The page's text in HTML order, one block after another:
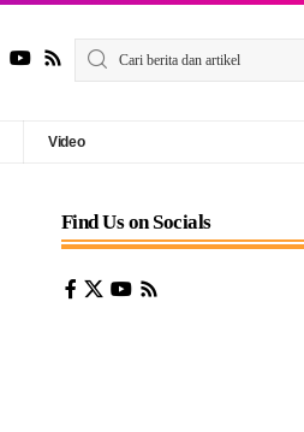
Video
Find Us on Socials